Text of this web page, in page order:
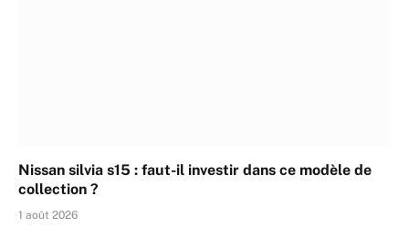
Nissan silvia s15 : faut-il investir dans ce modèle de
collection ?
1 août 2026